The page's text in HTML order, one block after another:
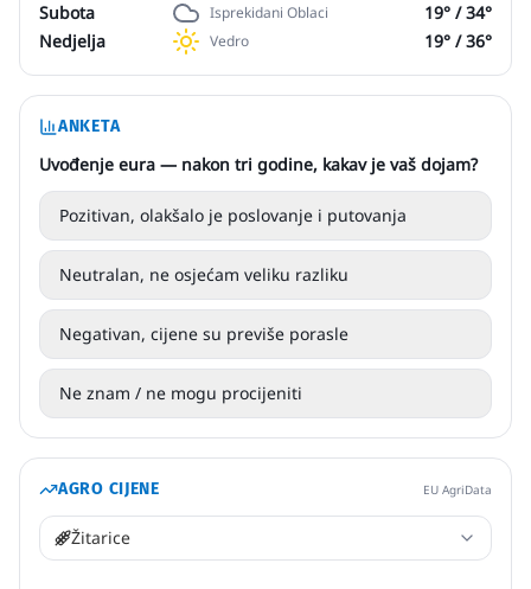
Subota
Isprekidani Oblaci 19° /34°
Nedjelja
Vedro 19° /36°
ANKETA
Uvođenje eura — nakon tri godine, kakav je vaš dojam?
Pozitivan, olakšalo je poslovanje i putovanja
Neutralan, ne osjećam veliku razliku
Negativan, cijene su previše porasle
Ne znam / ne mogu procijeniti
AGRO CIJENE EU AgriData
Žitarice